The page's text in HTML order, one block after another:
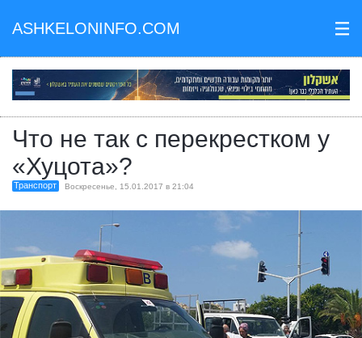
ASHKELONINFO.COM III
Что не так с перекрестком у
«Хуцота»?
Транспорт Воскресенье, 15.01.2017 в 21:04